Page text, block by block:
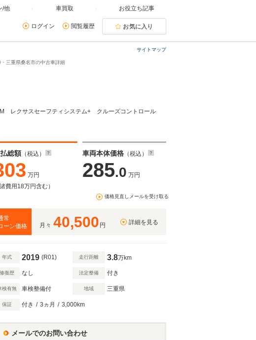
/他 車買取 お役立ち記事
ログイン 閲覧履歴 お気に入り
サイトマップ
三重県桑名市の中古車詳細
レクサスセーフティシステム+ クルーズコントロール
総額 （税込）
万円
諸費用18万円含む）
車両本体価格 （税込）
285.0 万円
価格見直しメールを受け取る
常
ーン価格
月々 40,500 円 詳細を見る
年式 2019 (R01) 走行距離 3.8万km
修復歴 なし 法定整備 付き
検有無 車検整備付 地域 三重県
保証 付き / 3ヵ月 / 3,000km
メールでのお問い合わせ
303
レーション結果を見る